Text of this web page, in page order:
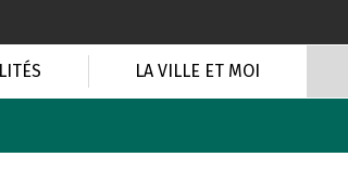
LA VILLE ET MOI